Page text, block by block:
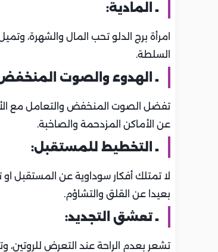
ـ المادية:
امرأة برج الدلو تحب المال والشهرة،
السلطة.
ـ الهدوء والصوت
تفضل الصوت المنخفض والتعامل مع
عن الأماكن المزدحمة والصاخبة.
ـ التخطيط للمستقبل:
لا تمتلك أفكار سوداوية عن المستقبل او
بعيدا عن القلق والتشاؤم.
ـ تعشق التجديد:
تشعر بعدم الراحة عند التعرض